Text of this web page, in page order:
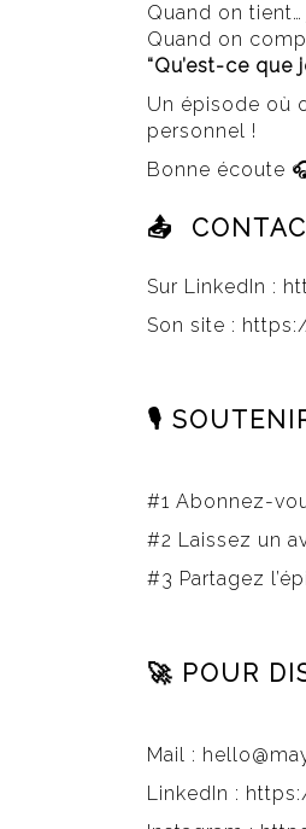
Quand on tient…
Quand on
“Qu’est-ce
Un épisode où
personnel !
Bonne écoute
📤
Sur LinkedIn :
Son site :
🎙️
#1 Abonnez-
#2 Laissez un
#3 Partagez
🚀 POUR
Mail :
LinkedIn :